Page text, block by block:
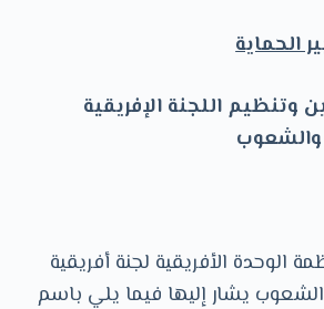
الحماية
وتنظيم اللجنة الإفريقية
الوحدة الأفريقية لجنة أفريقية
يشار إليها فيما يلي باسم